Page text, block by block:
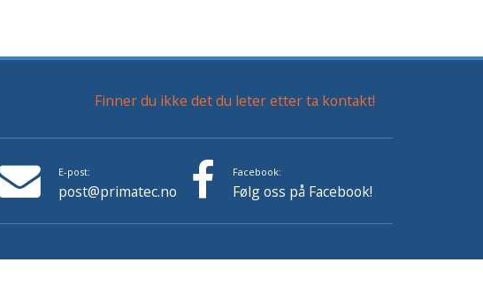
Finner du ikke det du leter etter ta kontakt!
E-post:
post@primatec.no
Facebook:
Følg oss på Facebook!